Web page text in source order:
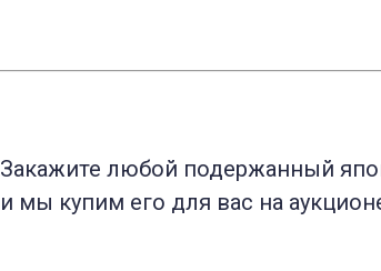
Закажите любой подержанный
и мы купим его для вас на